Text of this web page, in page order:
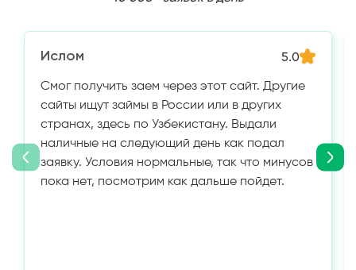
Ислом 5.0
Смог получить заем через этот сайт. Другие
сайты ищут займы в России или в других
странах, здесь по Узбекистану. Выдали
наличные на следующий день как подал
заявку. Условия нормальные, так что минусов
пока нет, посмотрим как дальше пойдет.